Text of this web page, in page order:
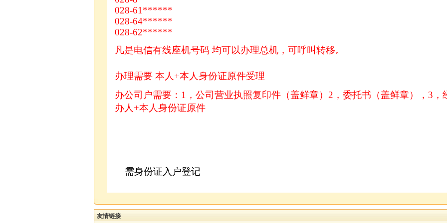
028-61******
028-64******
028-62******
凡是电信有线座机号码 均可以办理总机，可呼叫转移。
办理需要 本人+本人身份证原件受理
办公司户需要：1，公司营业执照复印件（盖鲜章）2，委托书（盖鲜章），3，
办人+本人身份证原件
需身份证入户登记
友情链接